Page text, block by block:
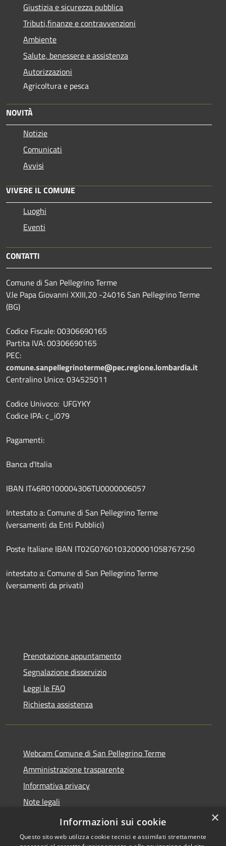
Giustizia e sicurezza pubblica
Tributi,finanze e contravvenzioni
Ambiente
Salute, benessere e assistenza
Autorizzazioni
Agricoltura e pesca
NOVITÀ
Notizie
Comunicati
Avvisi
VIVERE IL COMUNE
Luoghi
Eventi
CONTATTI
Comune di San Pellegrino Terme
V.le Papa Giovanni XXIII,20 -24016 San Pellegrino Terme
(BG)
Codice Fiscale: 00306690165
Partita IVA: 00306690165
PEC:
comune.sanpellegrinoterme@pec.regione.lombardia.it
Centralino Unico: 034525011
Codice Univoco: UFGYKY
Codice IPA: c_i079
Pagamenti:
Banca d'Italia
IBAN IT46R0100004306TU0000006057
Intestato a: Comune di San Pellegrino Terme
(versamenti da Enti Pubblici)
Poste Italiane IBAN IT02G0760103200001058767250
intestato a: Comune di San Pellegrino Terme
(versamenti da privati)
Prenotazione appuntamento
Segnalazione disservizio
Leggi le FAQ
Richiesta assistenza
Webcam Comune di San Pellegrino Terme
Amministrazione trasparente
Informativa privacy
Note legali
Dichiarazione di accessibilità
×
Informazioni sui cookie
Questo sito web utilizza cookie tecnici e assimilati strettamente